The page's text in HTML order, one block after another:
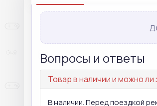
Вопросы и ответы
Товар в наличии и можно ли
В наличии. Перед поездкой